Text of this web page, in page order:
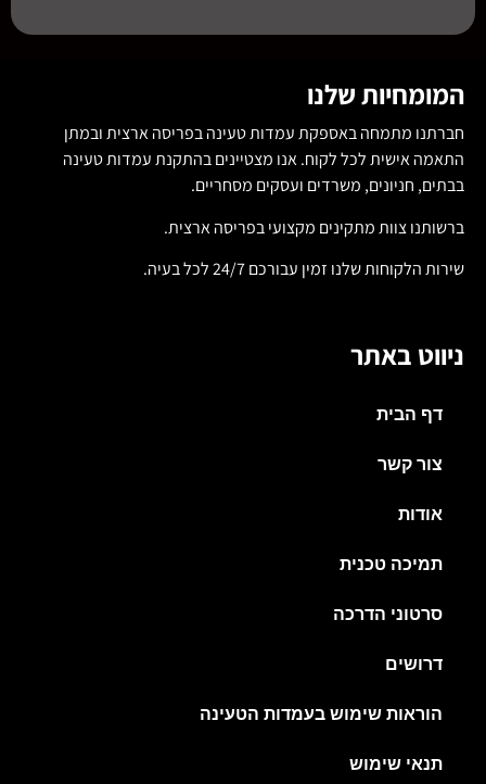
המומחיות שלנו
חברתנו מתמחה באספקת עמדות טעינה בפריסה ארצית ובמתן
התאמה אישית לכל לקוח. אנו מצטיינים בהתקנת עמדות טעינה
בבתים, חניונים, משרדים ועסקים מסחריים.
ברשותנו צוות מתקינים מקצועי בפריסה ארצית.
שירות הלקוחות שלנו זמין עבורכם 24/7 לכל בעיה.
ניווט באתר
דף הבית
צור קשר
אודות
תמיכה טכנית
סרטוני הדרכה
דרושים
הוראות שימוש בעמדות הטעינה
תנאי שימוש